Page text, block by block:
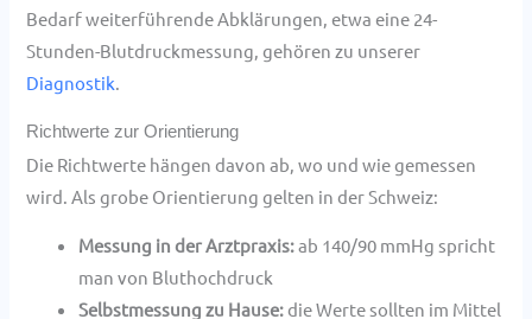
Bedarf weiterführende Abklärungen, etwa eine 24-
Stunden-Blutdruckmessung, gehören zu unserer
Diagnostik.
Richtwerte zur Orientierung
Die Richtwerte hängen davon ab, wo und wie gemessen
wird. Als grobe Orientierung gelten in der Schweiz:
Messung in der Arztpraxis:ab 140/90 mmHg spricht
man von Bluthochdruck
Selbstmessung zu Hause:die Werte sollten im Mittel